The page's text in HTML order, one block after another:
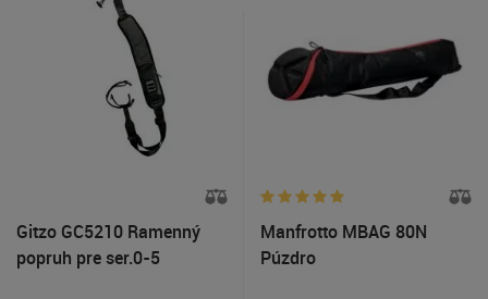
Gitzo GC5210 Ramenný
popruh pre ser.0-5
Manfrotto MBAG 80N
Púzdro